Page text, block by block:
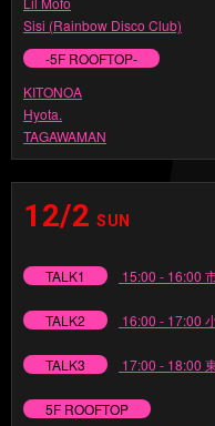
Sisi (Rainbow Disco Club)
-5F ROOFTOP-
KITONOA
Hyota.
TAGAWAMAN
12/2 SUN
TALK1 15:00 - 16:00
TALK2 16:00 - 17:00
TALK3 17:00 - 18:00
5F ROOFTOP